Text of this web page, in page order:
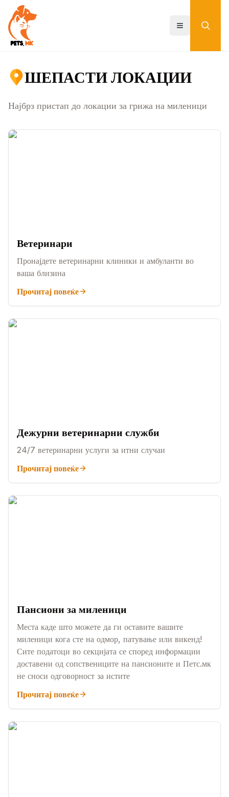
main
content
Toggle menu
ШЕПАСТИ ЛОКАЦИИ
Најбрз пристап до локации за грижа на миленици
Ветеринари
Пронајдете ветеринарни клиники и амбуланти во
ваша близина
Прочитај повеќе
Дежурни ветеринарни служби
24/7 ветеринарни услуги за итни случаи
Прочитај повеќе
Пансиони за миленици
Места каде што можете да ги оставите вашите
миленици кога сте на одмор, патување или викенд!
Сите податоци во секцијата се според информации
доставени од сопствениците на пансионите и Петс.мк
не сноси одговорност за истите
Прочитај повеќе